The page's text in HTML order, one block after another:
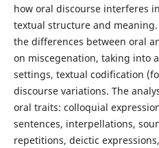
how oral discourse interferes
textual structure and
the differences between oral
on miscegenation, taking into
settings, textual codification
discourse variations. The
oral traits: colloquial
sentences, interpellations,
repetitions, deictic